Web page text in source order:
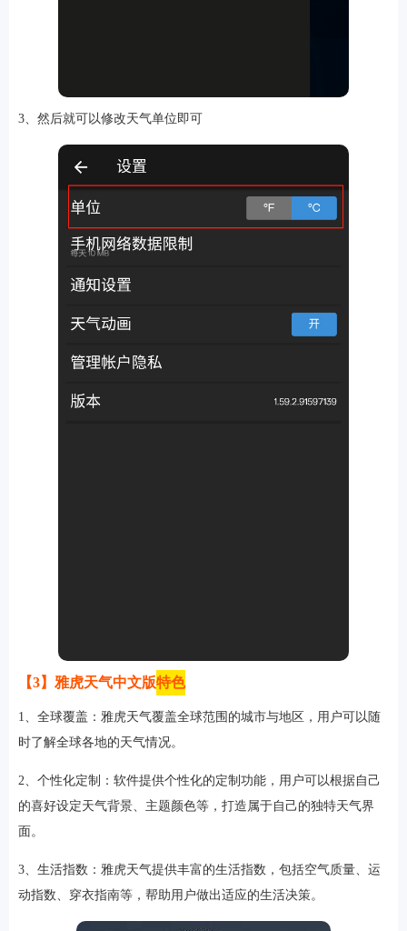
3、然后就可以修改天气单位即可
【3】雅虎天气中文版特色
1、全球覆盖：雅虎天气覆盖全球范围的城市与地区，用户可以随
时了解全球各地的天气情况。
2、个性化定制：软件提供个性化的定制功能，用户可以根据自己
的喜好设定天气背景、主题颜色等，打造属于自己的独特天气界
面。
3、生活指数：雅虎天气提供丰富的生活指数，包括空气质量、运
动指数、穿衣指南等，帮助用户做出适应的生活决策。